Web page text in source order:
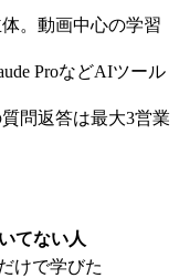
。動画中心の学習
ProなどAIツール
問返答は最大3営業
てない人
けで学びた